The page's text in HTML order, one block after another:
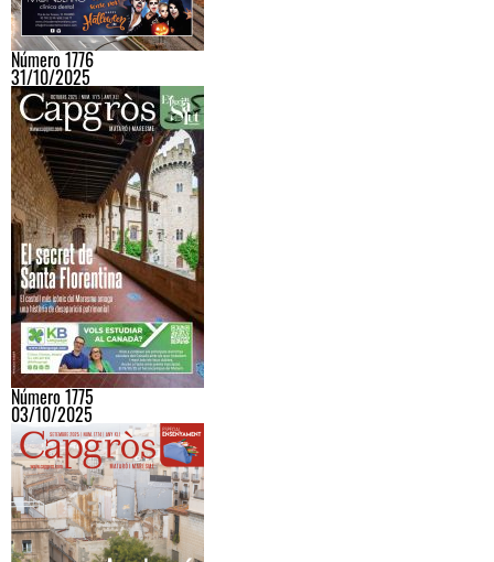
Número 1776
31/10/2025
Número 1775
03/10/2025